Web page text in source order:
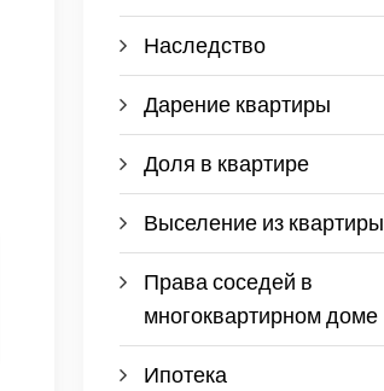
Наследство
Дарение квартиры
Доля в квартире
Выселение из квартиры
Права соседей в
многоквартирном доме
Ипотека